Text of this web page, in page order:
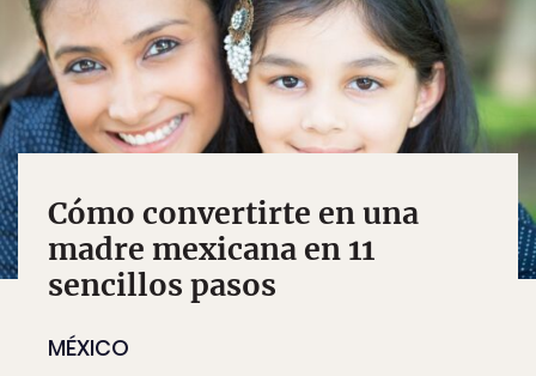
Cómo convertirte en una
madre mexicana en 11
sencillos pasos
MÉXICO